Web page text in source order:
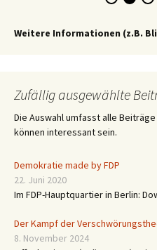
Weitere Informationen (z.B.
Zufällig ausgewählte
Die Auswahl umfasst alle
können interessant sein.
Demokratie made by FDP
22. Juni 2020
Im FDP-Hauptquartier in Berlin:
Der Kampf der
8. November 2024